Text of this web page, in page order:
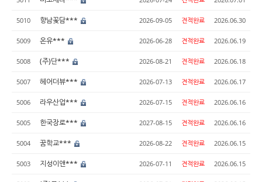
5010 향남꽃담*** 2026-09-05 견적완료 2026.06.30
5009 온유*** 2026-06-28 견적완료 2026.06.19
5008 (주)단*** 2026-08-21 견적완료 2026.06.18
5007 헤어더뷰*** 2026-07-13 견적완료 2026.06.17
5006 라우산업*** 2026-07-15 견적완료 2026.06.16
5005 한국장로*** 2027-08-15 견적완료 2026.06.16
5004 꿈학교*** 2026-08-22 견적완료 2026.06.15
5003 지성이앤*** 2026-07-11 견적완료 2026.06.15